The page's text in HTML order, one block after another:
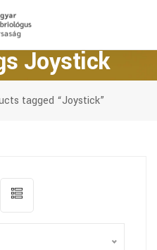
Joystick
tagged “Joystick”